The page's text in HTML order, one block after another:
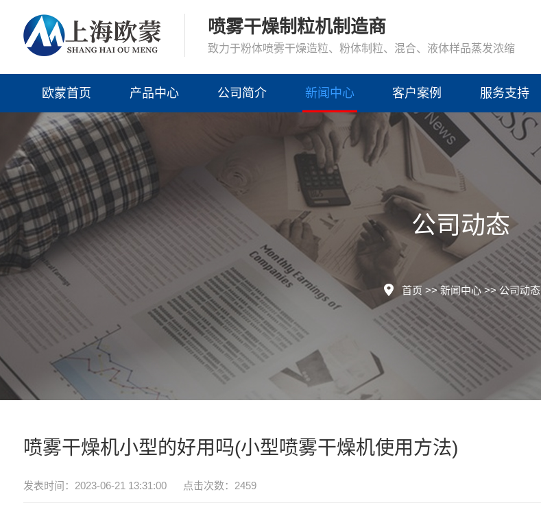
喷雾干燥制粒机制造商
致力于粉体喷雾干燥造粒、粉体制粒、混合、液体样品蒸发浓缩
欧蒙首页 产品中心 公司简介 新闻中心 客户案例 服务支持
公司动态
首页 >>新闻中心>>公司动态
喷雾干燥机小型的好用吗(小型喷雾干燥机使用方法)
发表时间：2023-06-21 13:31:00 点击次数：2459